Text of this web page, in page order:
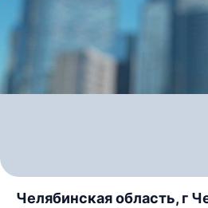
Челябинская область, г